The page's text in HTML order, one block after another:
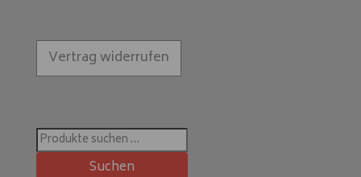
Vertrag widerrufen
Suchen
nach:
Suchen